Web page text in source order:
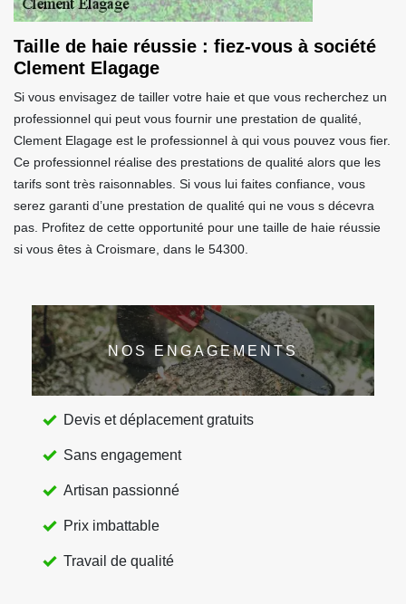
Taille de haie réussie : fiez-vous à société
Clement Elagage
Si vous envisagez de tailler votre haie et que vous recherchez un
professionnel qui peut vous fournir une prestation de qualité,
Clement Elagage est le professionnel à qui vous pouvez vous fier.
Ce professionnel réalise des prestations de qualité alors que les
tarifs sont très raisonnables. Si vous lui faites confiance, vous
serez garanti d’une prestation de qualité qui ne vous s décevra
pas. Profitez de cette opportunité pour une taille de haie réussie
si vous êtes à Croismare, dans le 54300.
NOS ENGAGEMENTS
Devis et déplacement gratuits
Sans engagement
Artisan passionné
Prix imbattable
Travail de qualité